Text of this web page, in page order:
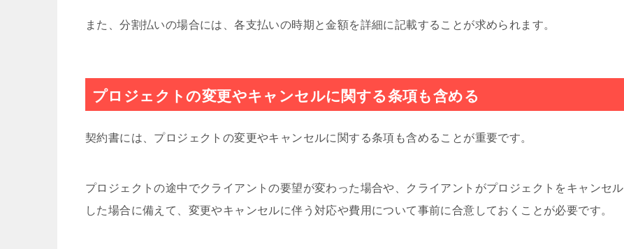
また、分割払いの場合には、各支払いの時期と金額を詳細に記載することが求められます。
プロジェクトの変更やキャンセルに関する条項も含める
契約書には、プロジェクトの変更やキャンセルに関する条項も含めることが重要です。
プロジェクトの途中でクライアントの要望が変わった場合や、クライアントがプロジェクトをキャンセル
した場合に備えて、変更やキャンセルに伴う対応や費用について事前に合意しておくことが必要です。